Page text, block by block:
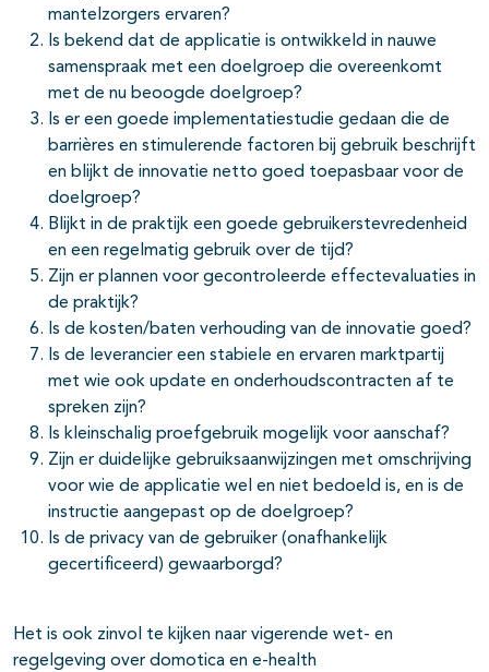
mantelzorgers ervaren?
Is bekend dat de applicatie is ontwikkeld in nauwe
samenspraak met een doelgroep die overeenkomt
met de nu beoogde doelgroep?
Is er een goede implementatiestudie gedaan die de
barrières en stimulerende factoren bij gebruik beschrijft
en blijkt de innovatie netto goed toepasbaar voor de
doelgroep?
Blijkt in de praktijk een goede gebruikerstevredenheid
en een regelmatig gebruik over de tijd?
Zijn er plannen voor gecontroleerde effectevaluaties in
de praktijk?
Is de kosten/baten verhouding van de innovatie goed?
Is de leverancier een stabiele en ervaren marktpartij
met wie ook update en onderhoudscontracten af te
spreken zijn?
Is kleinschalig proefgebruik mogelijk voor aanschaf?
Zijn er duidelijke gebruiksaanwijzingen met omschrijving
voor wie de applicatie wel en niet bedoeld is, en is de
instructie aangepast op de doelgroep?
Is de privacy van de gebruiker (onafhankelijk
gecertificeerd) gewaarborgd?
Het is ook zinvol te kijken naar vigerende wet- en
regelgeving over domotica en e-health